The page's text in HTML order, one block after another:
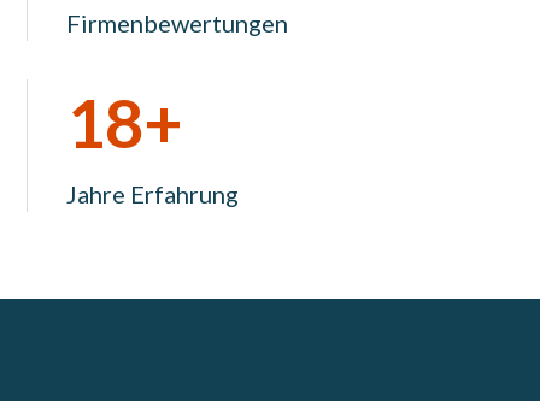
Firmenbewertungen
18+
Jahre Erfahrung